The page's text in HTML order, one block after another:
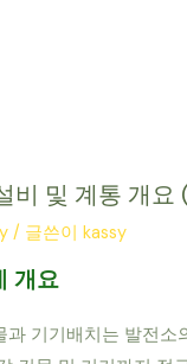
비 및 계통 개요
/ 글쓴이kassy
개요
과 기기배치는 발전소